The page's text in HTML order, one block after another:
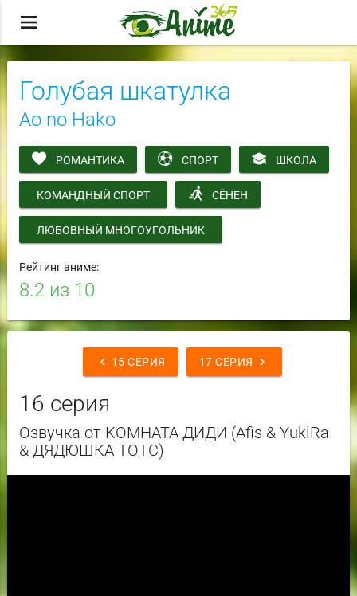
menu
Голубая шкатулка
Ao no Hako
РОМАНТИКА СПОРТ ШКОЛА
КОМАНДНЫЙ СПОРТ СЁНЕН
ЛЮБОВНЫЙ МНОГОУГОЛЬНИК
Рейтинг аниме:
8.2из 10
chevron_left 15 СЕРИЯ chevron_right
17 СЕРИЯ
16 серия
Озвучка от КОМНАТА ДИДИ (Afis & YukiRa
& ДЯДЮШКА ТОТС)